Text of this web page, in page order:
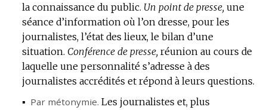
la connaissance du public. Un point de presse, une
séance d’information où l’on dresse, pour les
journalistes, l’état des lieux, le bilan d’une
situation. Conférence de presse, réunion au cours de
laquelle une personnalité s’adresse à des
journalistes accrédités et répond à leurs questions.
▪ Par métonymie. Les journalistes et, plus